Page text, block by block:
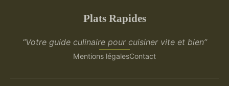
Plats Rapides
“Votre guide culinaire pour cuisiner vite et bien”
Mentions légalesContact